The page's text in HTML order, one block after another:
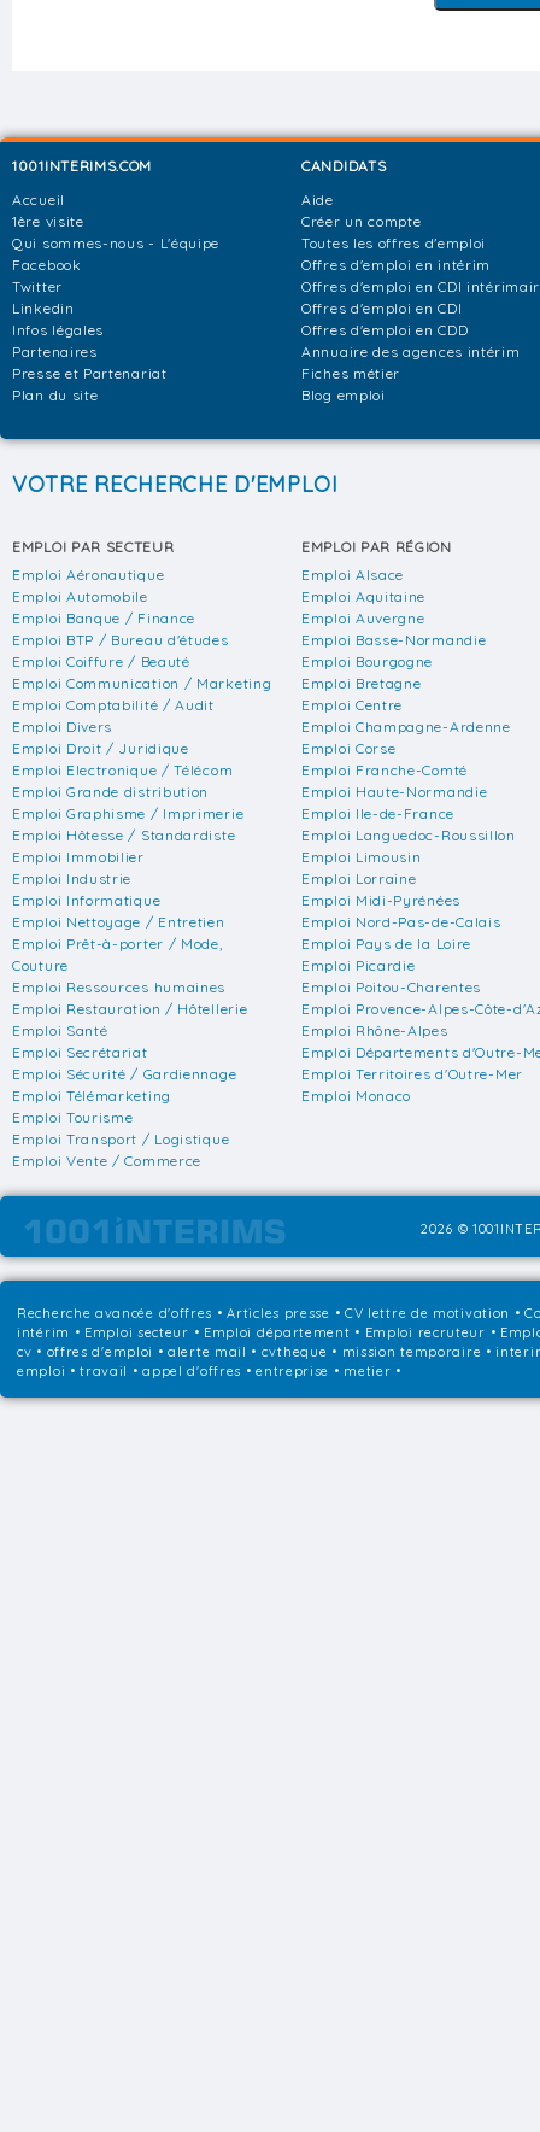
1001INTERIMS.COM
Accueil
1ère visite
Qui sommes-nous - L'équipe
Facebook
Twitter
Linkedin
Infos légales
Partenaires
Presse et Partenariat
Plan du site
CANDIDATS
Aide
Créer un compte
Toutes les offres d'emploi
Offres d'emploi en intérim
Offres d'emploi en CDI
Offres d'emploi en CDI
Offres d'emploi en CDD
Annuaire des agences intérim
Fiches métier
Blog emploi
VOTRE RECHERCHE D'EMPLOI
EMPLOI PAR SECTEUR
Emploi Aéronautique
Emploi Automobile
Emploi Banque / Finance
Emploi BTP / Bureau d'études
Emploi Coiffure / Beauté
Emploi Communication / Marketing
Emploi Comptabilité / Audit
Emploi Divers
Emploi Droit / Juridique
Emploi Electronique / Télécom
Emploi Grande distribution
Emploi Graphisme / Imprimerie
Emploi Hôtesse / Standardiste
Emploi Immobilier
Emploi Industrie
Emploi Informatique
Emploi Nettoyage / Entretien
Emploi Prêt-à-porter / Mode,
Couture
Emploi Ressources humaines
Emploi Restauration / Hôtellerie
Emploi Santé
Emploi Secrétariat
Emploi Sécurité / Gardiennage
Emploi Télémarketing
Emploi Tourisme
Emploi Transport / Logistique
Emploi Vente / Commerce
EMPLOI PAR RÉGION
Emploi Alsace
Emploi Aquitaine
Emploi Auvergne
Emploi Basse-Normandie
Emploi Bourgogne
Emploi Bretagne
Emploi Centre
Emploi Champagne-Ardenne
Emploi Corse
Emploi Franche-Comté
Emploi Haute-Normandie
Emploi Ile-de-France
Emploi Languedoc-Roussillon
Emploi Limousin
Emploi Lorraine
Emploi Midi-Pyrénées
Emploi Nord-Pas-de-Calais
Emploi Pays de la Loire
Emploi Picardie
Emploi Poitou-Charentes
Emploi Provence-Alpes-Côte-
Emploi Rhône-Alpes
Emploi Départements d'Outre-
Emploi Territoires d'Outre-Mer
Emploi Monaco
2026 ©
Recherche avancée d'offres •Articles presse • CV lettre de motivation •
intérim • Emploi secteur • Emploi département • Emploi recruteur •
cv • offres d'emploi • alerte mail • cvtheque • mission temporaire •
emploi • travail • appel d'offres • entreprise • metier •